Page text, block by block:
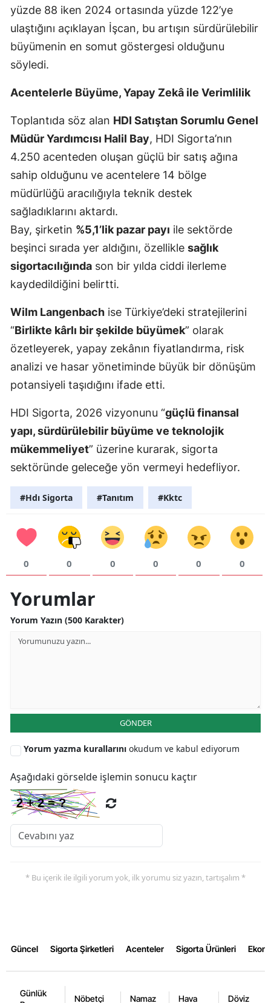
Mardin
Muğla
Ordu
Rize
Sakarya
Siirt
Tekirdağ
Tokat
Şanlıurfa
Uşak
Van
Zonguldak
Aksaray
Iğdır
Yalova
Karabük
yüzde 88 iken 2024 ortasında yüzde 122’ye
ulaştığını açıklayan İşcan, bu artışın sürdürülebilir
büyümenin en somut göstergesi olduğunu
söyledi.
Acentelerle Büyüme, Yapay Zekâ ile Verimlilik
Toplantıda söz alan HDI Satıştan Sorumlu Genel
Müdür Yardımcısı Halil Bay, HDI Sigorta’nın
4.250 acenteden oluşan güçlü bir satış ağına
sahip olduğunu ve acentelere 14 bölge
müdürlüğü aracılığıyla teknik destek
sağladıklarını aktardı.
Bay, şirketin %5,1’lik pazar payı ile sektörde
beşinci sırada yer aldığını, özellikle sağlık
sigortacılığında son bir yılda ciddi ilerleme
kaydedildiğini belirtti.
Wilm Langenbach ise Türkiye’deki stratejilerini
“Birlikte kârlı bir şekilde büyümek” olarak
özetleyerek, yapay zekânın fiyatlandırma, risk
analizi ve hasar yönetiminde büyük bir dönüşüm
potansiyeli taşıdığını ifade etti.
HDI Sigorta, 2026 vizyonunu “güçlü finansal
yapı, sürdürülebilir büyüme ve teknolojik
mükemmeliyet” üzerine kurarak, sigorta
sektöründe geleceğe yön vermeyi hedefliyor.
#Hdı Sigorta #Tanıtım #Kktc
0 0 0 0 0 0
Yorumlar
Yorum Yazın (500 Karakter)
GÖNDER
Yorum yazma kurallarını okudum ve kabul ediyorum
Aşağıdaki görselde işlemin sonucu kaçtır
* Bu içerik ile ilgili yorum yok, ilk yorumu siz yazın, tartışalım *
Güncel Sigorta Şirketleri Acenteler Sigorta Ürünleri
Günlük
Nöbetçi Namaz Hava Döviz